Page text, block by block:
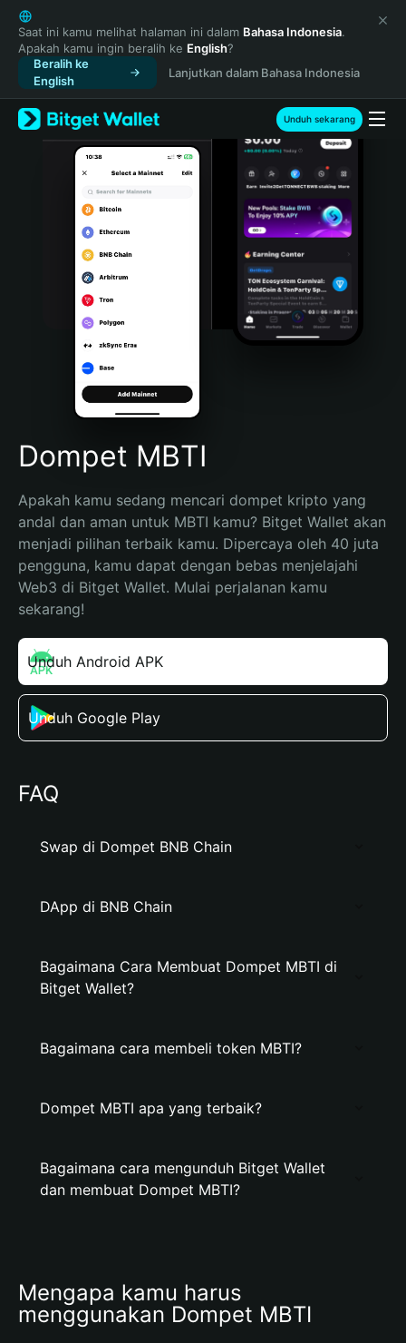
English
日本語
Tiếng Việt
Русский
Español (Latinoamérica)
Türkçe
Italiano
Português (Portugal)
Bahasa Indonesia
Português (Brasil)
Español (Argentina)
Saat ini kamu melihat halaman ini dalam Bahasa Indonesia.
Apakah kamu ingin beralih ke English?
Beralih ke
English
Lanjutkan dalam Bahasa Indonesia
Unduh sekarang
Dompet MBTI
Apakah kamu sedang mencari dompet kripto yang
andal dan aman untuk MBTI kamu? Bitget Wallet akan
menjadi pilihan terbaik kamu. Dipercaya oleh 40 juta
pengguna, kamu dapat dengan bebas menjelajahi
Web3 di Bitget Wallet. Mulai perjalanan kamu
sekarang!
Unduh Android APK
Unduh Google Play
FAQ
Swap di Dompet BNB Chain
DApp di BNB Chain
Bagaimana Cara Membuat Dompet MBTI di
Bitget Wallet?
Bagaimana cara membeli token MBTI?
Dompet MBTI apa yang terbaik?
Bagaimana cara mengunduh Bitget Wallet
dan membuat Dompet MBTI?
Mengapa kamu harus
menggunakan Dompet MBTI